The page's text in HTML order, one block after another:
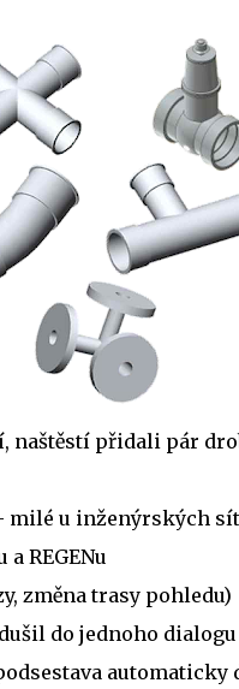
naštěstí přidali pár
milé u inženýrských
REGENu
změna trasy pohledu)
do jednoho dialogu
automaticky